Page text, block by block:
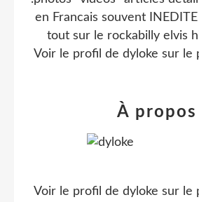
en Francais souvent
tout sur le rockabilly elvis
Voir le profil de dyloke sur le
À propos
Voir le profil de dyloke sur le